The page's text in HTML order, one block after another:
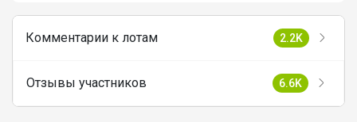
Комментарии к лотам 2.2K
Отзывы участников 6.6K